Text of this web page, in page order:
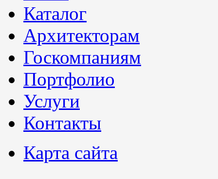
Каталог
Архитекторам
Госкомпаниям
Портфолио
Услуги
Контакты
Карта сайта